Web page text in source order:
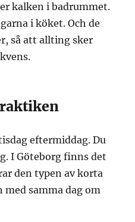
kalken i badrummet.
i köket. Och de
så att allting sker
eftermiddag. Du
I Göteborg finns det
den typen av korta
samma dag om